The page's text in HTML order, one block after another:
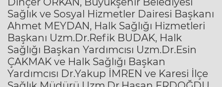
Sağlık ve Sosyal Hizmetler Dairesi Başkanı
Ahmet MEYDAN, Halk Sağlığı Hizmetleri
Başkanı Uzm.Dr.Refik BUDAK, Halk
Sağlığı Başkan Yardımcısı Uzm.Dr.Esin
ÇAKMAK ve Halk Sağlığı Başkan
Yardımcısı Dr.Yakup İMREN ve Karesi İlçe